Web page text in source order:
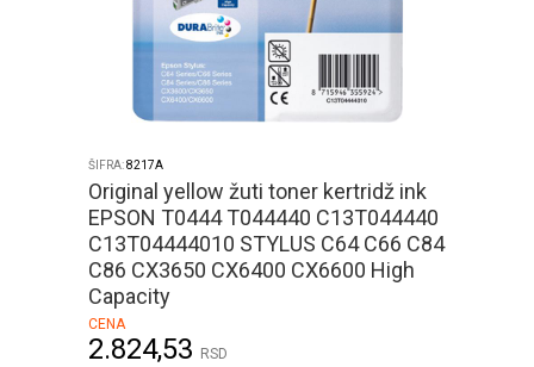
ŠIFRA:8217A
Original yellow žuti toner kertridž ink
EPSON T0444 T044440 C13T044440
C13T04444010 STYLUS C64 C66 C84
C86 CX3650 CX6400 CX6600 High
Capacity
CENA
2.824,53 RSD